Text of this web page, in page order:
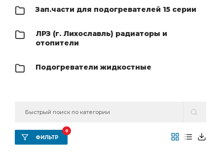
топливный бак
Зап.части для подогревателей 15 серии
ЛРЗ (г. Лихославль) радиаторы и
отопители
Подогреватели жидкостные
ФИЛЬТР
0